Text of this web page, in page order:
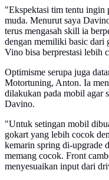
"Ekspektasi tim tentu ingin
muda. Menurut saya
terus mengasah skill ia
dengan memiliki basic dari
Vino bisa berprestasi lebih
Optimisme serupa juga
Motortuning, Anton. Ia
dilakukan pada mobil agar
Davino.
"Untuk setingan mobil
gokart yang lebih cocok
kemarin spring di-upgrade
memang cocok. Front
menyesuaikan input dari